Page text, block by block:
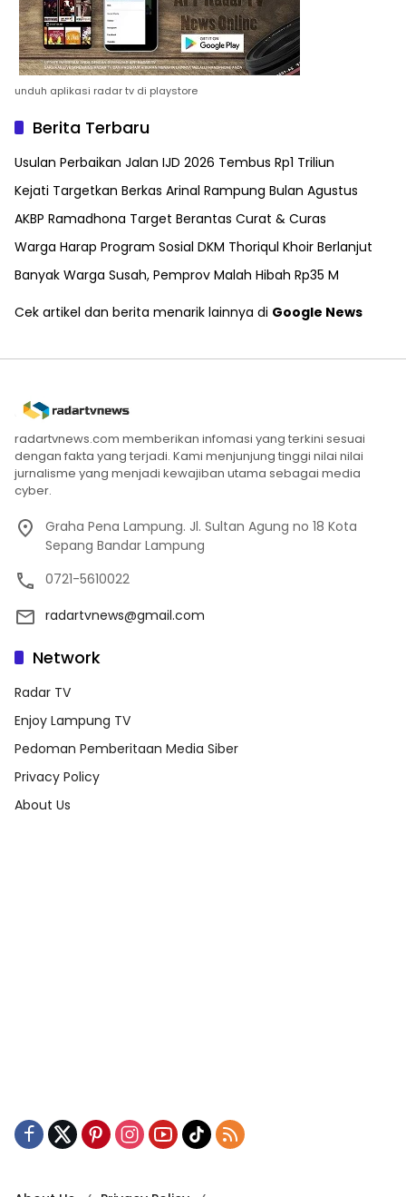
unduh aplikasi radar tv di playstore
Berita Terbaru
Usulan Perbaikan Jalan IJD 2026 Tembus Rp1 Triliun
Kejati Targetkan Berkas Arinal Rampung Bulan Agustus
AKBP Ramadhona Target Berantas Curat & Curas
Warga Harap Program Sosial DKM Thoriqul Khoir Berlanjut
Banyak Warga Susah, Pemprov Malah Hibah Rp35 M
Cek artikel dan berita menarik lainnya di Google News
radartvnews.com memberikan infomasi yang terkini sesuai
dengan fakta yang terjadi. Kami menjunjung tinggi nilai nilai
jurnalisme yang menjadi kewajiban utama sebagai media
cyber.
Graha Pena Lampung. Jl. Sultan Agung no 18 Kota
Sepang Bandar Lampung
0721-5610022
radartvnews@gmail.com
Network
Radar TV
Enjoy Lampung TV
Pedoman Pemberitaan Media Siber
Privacy Policy
About Us